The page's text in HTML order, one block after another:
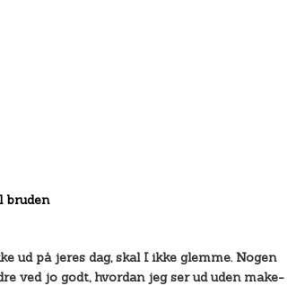
bruden
ud på jeres dag, skal I ikke glemme. Nogen
ved jo godt, hvordan jeg ser ud uden make-